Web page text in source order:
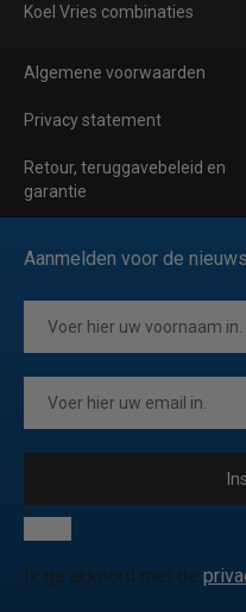
Koel Vries combinaties
Algemene voorwaarden
Privacy statement
Retour, teruggavebeleid en
garantie
Aanmelden voor de
Ik ga akkoord met de